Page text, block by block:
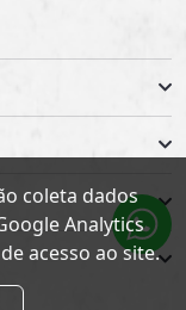
coleta dados
Analytics
acesso ao site.